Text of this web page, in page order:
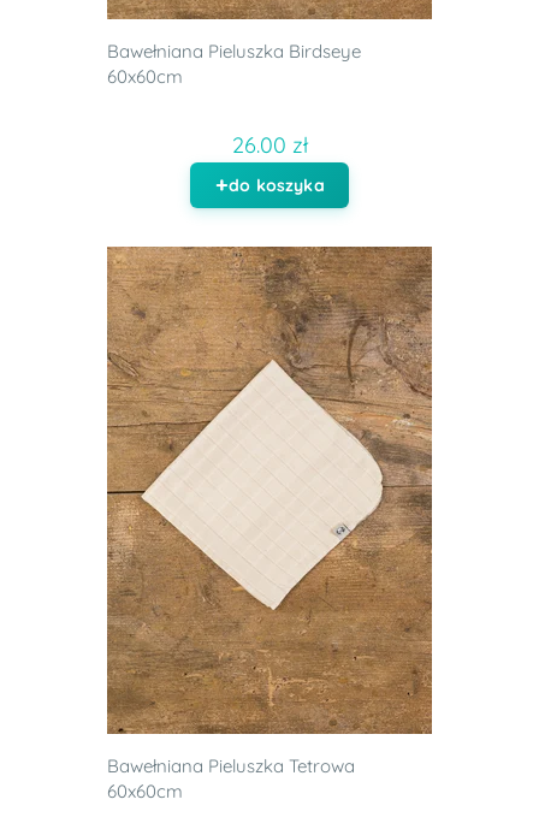
Bawełniana Pieluszka Birdseye
60x60cm
26.00 zł
do koszyka
Bawełniana Pieluszka Tetrowa
60x60cm